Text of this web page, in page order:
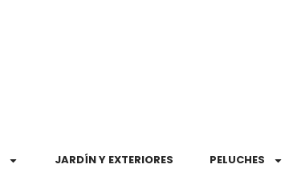
JARDÍN Y EXTERIORES PELUCHES